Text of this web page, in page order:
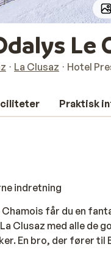
Le
La Clusaz Hotel
Praktisk
indretning
Chamois får du en
Clusaz med alle de
En bro, der fører
er det bare et